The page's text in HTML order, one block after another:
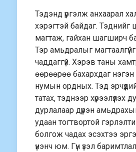
Тэдэнд үргэлж анхаарал
хэрэгтэй байдаг. Тэднийг
магтаж, гайхан шагширч
Тэр амьдралыг
чаддаггүй. Хэрэв таны
өөрөөрөө бахархдаг нэгэн
нумын ордных. Тэд
татах, тэднээр хүрээлүүлэх
дурлалаар дүүрэн
удаан тогтвортой
болгож чадах эсэхтээ
үнэнч юм. Гүн үзэл